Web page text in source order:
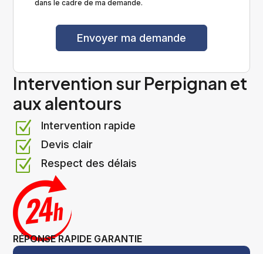
dans le cadre de ma demande.
Envoyer ma demande
A
l
t
e
r
n
a
t
v
e
:
Intervention sur Perpignan et
aux alentours
Z Intervention rapide
Z Devis clair
Z Respect des délais
RÉPONSE RAPIDE GARANTIE